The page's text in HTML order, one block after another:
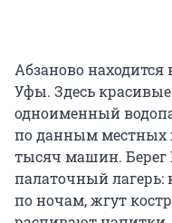
Абзаново находится
Уфы. Здесь
одноименный
по данным местных
тысяч машин. Берег
палаточный
по ночам, жгут